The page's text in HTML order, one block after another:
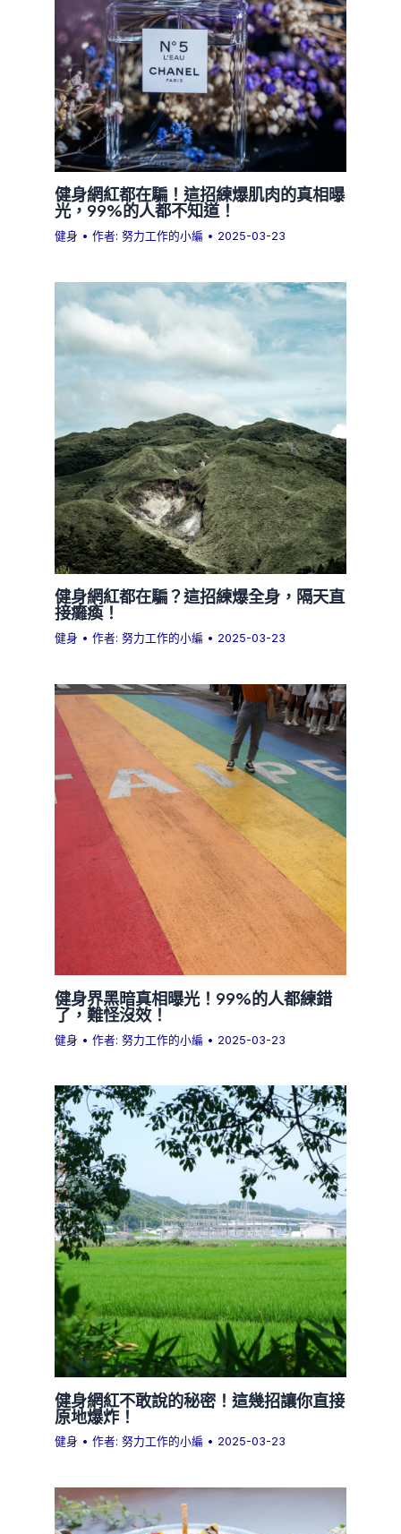
健身網紅都在騙！這招練爆肌肉的真相曝
光，99%的人都不知道！
健身 • 作者:努力工作的小編 • 2025-03-23
健身網紅都在騙？這招練爆全身，隔天直
接癱瘓！
健身 • 作者:努力工作的小編 • 2025-03-23
健身界黑暗真相曝光！99%的人都練錯
了，難怪沒效！
健身 • 作者:努力工作的小編 • 2025-03-23
健身網紅不敢說的秘密！這幾招讓你直接
原地爆炸！
健身 • 作者:努力工作的小編 • 2025-03-23